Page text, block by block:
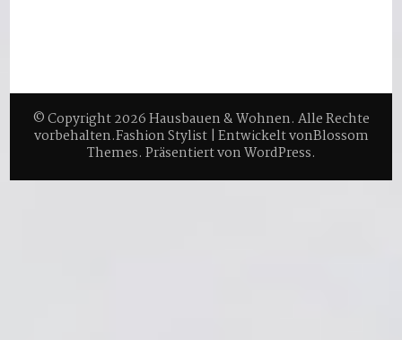
© Copyright 2026Hausbauen & Wohnen. Alle Rechte
vorbehalten.Fashion Stylist | Entwickelt vonBlossom
Themes. Präsentiert vonWordPress.